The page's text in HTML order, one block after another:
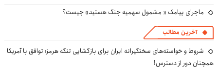
ماجرای پیامک « مشمول سهمیه جنگ هستید» چیست؟
آخرین مطالب
شروط و خواسته‌های سختگیرانه ایران برای بازگشایی تنگه هرمز؛ توافق با آمریکا
همچنان دور از دسترس!